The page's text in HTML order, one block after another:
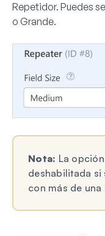
Repetidor. Puedes
o Grande.
Nota: La
deshabilitada
con más de una